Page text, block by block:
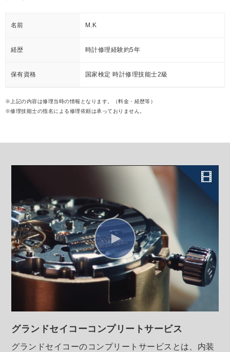
名前 M.K
経歴 時計修理経験約5年
保有資格 国家検定 時計修理技能士2級
※上記の内容は修理当時の情報となります。（料金・経歴等）
※修理技能士の指名による修理依頼は承っておりません。
グランドセイコーコンプリートサービス
グランドセイコーのコンプリートサービスとは、内装